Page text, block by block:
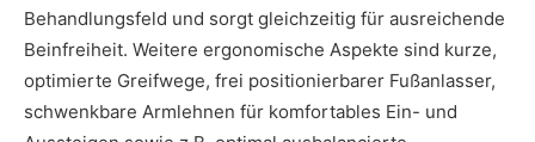
Behandlungsfeld und sorgt gleichzeitig für ausreichende
Beinfreiheit. Weitere ergonomische Aspekte sind kurze,
optimierte Greifwege, frei positionierbarer Fußanlasser,
schwenkbare Armlehnen für komfortables Ein- und